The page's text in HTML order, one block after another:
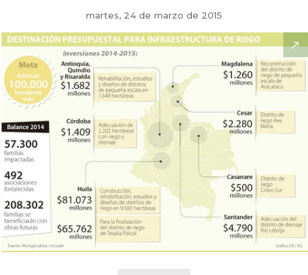
martes, 24 de marzo de 2015